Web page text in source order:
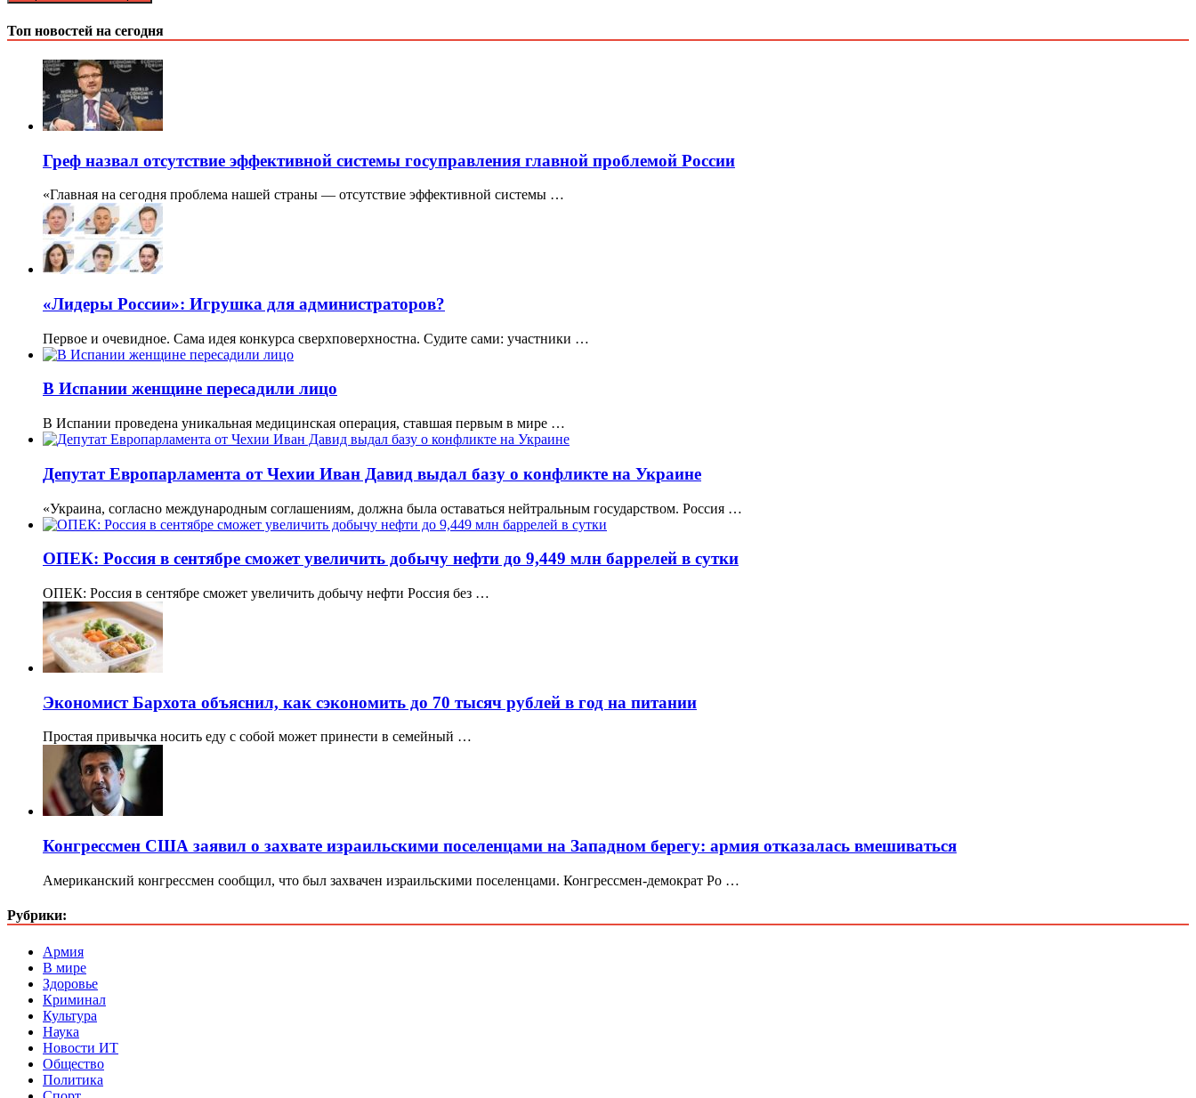
Топ новостей на сегодня
Греф назвал отсутствие эффективной системы госуправления главной проблемой России
«Главная на сегодня проблема нашей страны — отсутствие эффективной системы …
«Лидеры России»: Игрушка для администраторов?
Первое и очевидное. Сама идея конкурса сверхповерхностна. Судите сами: участники …
В Испании женщине пересадили лицо
В Испании проведена уникальная медицинская операция, ставшая первым в мире …
Депутат Европарламента от Чехии Иван Давид выдал базу о конфликте на Украине
«Украина, согласно международным соглашениям, должна была оставаться нейтральным государством. Россия …
ОПЕК: Россия в сентябре сможет увеличить добычу нефти до 9,449 млн баррелей в сутки
ОПЕК: Россия в сентябре сможет увеличить добычу нефти Россия без …
Экономист Бархота объяснил, как сэкономить до 70 тысяч рублей в год на питании
Простая привычка носить еду с собой может принести в семейный …
Конгрессмен США заявил о захвате израильскими поселенцами на Западном берегу: армия отказалась вмешиваться
Американский конгрессмен сообщил, что был захвачен израильскими поселенцами. Конгрессмен-демократ Ро …
Рубрики:
Армия
В мире
Здоровье
Криминал
Культура
Наука
Новости ИТ
Общество
Политика